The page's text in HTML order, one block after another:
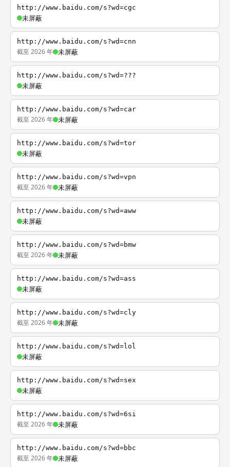
http://www.baidu.com/s?wd=cgc
未屏蔽
http://www.baidu.com/s?wd=cnn
截至 2026 年 未屏蔽
http://www.baidu.com/s?wd=???
未屏蔽
http://www.baidu.com/s?wd=car
截至 2026 年 未屏蔽
http://www.baidu.com/s?wd=tor
未屏蔽
http://www.baidu.com/s?wd=vpn
截至 2026 年 未屏蔽
http://www.baidu.com/s?wd=aww
未屏蔽
http://www.baidu.com/s?wd=bmw
截至 2026 年 未屏蔽
http://www.baidu.com/s?wd=ass
未屏蔽
http://www.baidu.com/s?wd=cly
截至 2026 年 未屏蔽
http://www.baidu.com/s?wd=lol
未屏蔽
http://www.baidu.com/s?wd=sex
未屏蔽
http://www.baidu.com/s?wd=6si
截至 2026 年 未屏蔽
http://www.baidu.com/s?wd=bbc
截至 2026 年 未屏蔽